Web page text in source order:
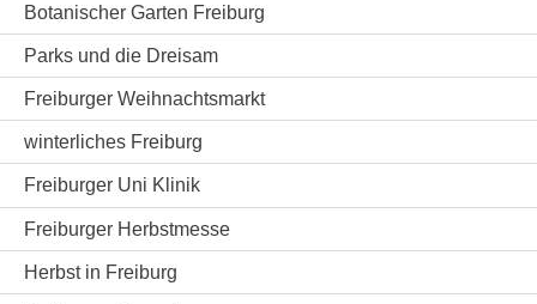
Botanischer Garten Freiburg
Parks und die Dreisam
Freiburger Weihnachtsmarkt
winterliches Freiburg
Freiburger Uni Klinik
Freiburger Herbstmesse
Herbst in Freiburg